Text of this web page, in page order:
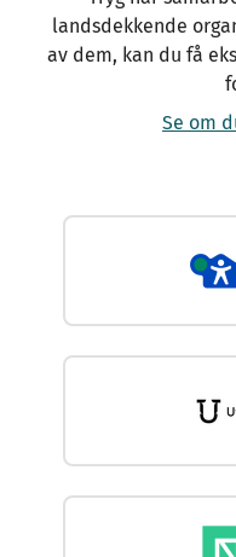
landsdekkende
av dem, kan du få
Se om